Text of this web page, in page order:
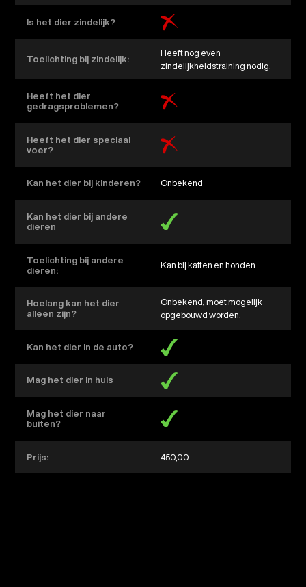
Is het dier zindelijk?
Toelichting bij zindelijk:
Heeft nog even
zindelijkheidstraining nodig.
Heeft het dier
gedragsproblemen?
Heeft het dier speciaal
voer?
Kan het dier bij kinderen? Onbekend
Kan het dier bij andere
dieren
Toelichting bij andere
dieren:
Kan bij katten en honden
Hoelang kan het dier
alleen zijn?
Onbekend, moet mogelijk
opgebouwd worden.
Kan het dier in de auto?
Mag het dier in huis
Mag het dier naar
buiten?
Prijs: 450,00